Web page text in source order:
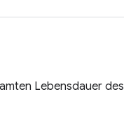
Lebensdauer des